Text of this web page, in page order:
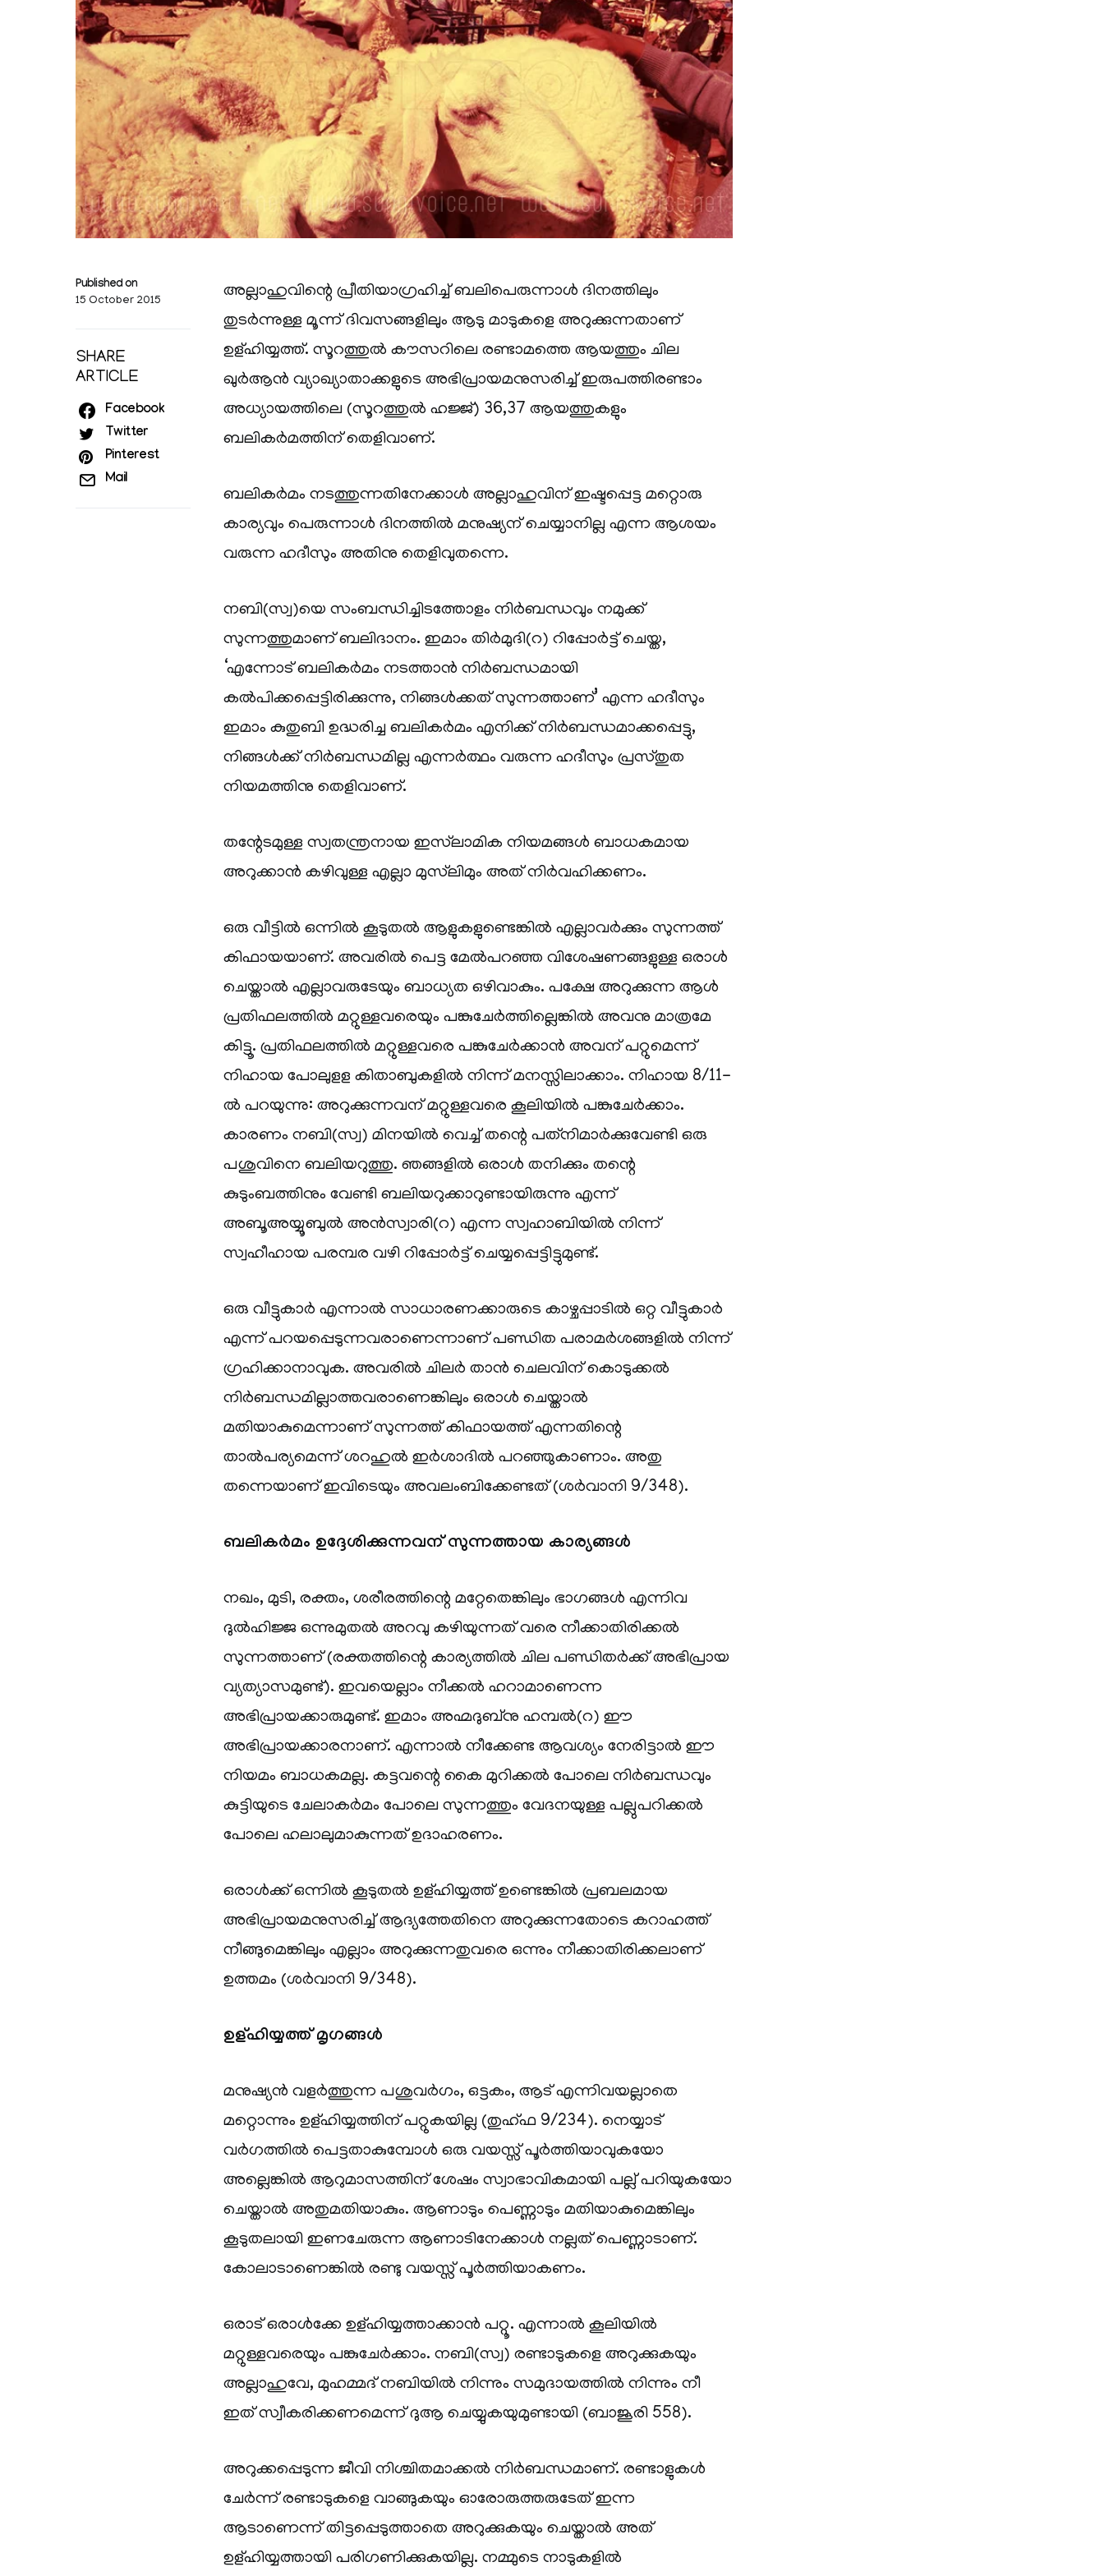
Published on
15 October 2015
SHARE
ARTICLE
Facebook
Twitter
Pinterest
Mail
അല്ലാഹുവിന്റെ പ്രീതിയാഗ്രഹിച്ച് ബലിപെരുന്നാൾ ദിനത്തിലും
തുടർന്നുള്ള മൂന്ന് ദിവസങ്ങളിലും ആടു മാടുകളെ അറുക്കുന്നതാണ്
ഉള്ഹിയ്യത്ത്. സൂറത്തുൽ കൗസറിലെ രണ്ടാമത്തെ ആയത്തും ചില
ഖുർആൻ വ്യാഖ്യാതാക്കളുടെ അഭിപ്രായമനുസരിച്ച് ഇരുപത്തിരണ്ടാം
അധ്യായത്തിലെ (സൂറത്തുൽ ഹജ്ജ്) 36,37 ആയത്തുകളും
ബലികർമത്തിന് തെളിവാണ്.
ബലികർമം നടത്തുന്നതിനേക്കാൾ അല്ലാഹുവിന് ഇഷ്ടപ്പെട്ട മറ്റൊരു
കാര്യവും പെരുന്നാൾ ദിനത്തിൽ മനുഷ്യന് ചെയ്യാനില്ല എന്ന ആശയം
വരുന്ന ഹദീസും അതിനു തെളിവുതന്നെ.
നബി(സ്വ)യെ സംബന്ധിച്ചിടത്തോളം നിർബന്ധവും നമുക്ക്
സുന്നത്തുമാണ് ബലിദാനം. ഇമാം തിർമുദി(റ) റിപ്പോർട്ട് ചെയ്ത,
‘എന്നോട് ബലികർമം നടത്താൻ നിർബന്ധമായി
കൽപിക്കപ്പെട്ടിരിക്കുന്നു, നിങ്ങൾക്കത് സുന്നത്താണ്’ എന്ന ഹദീസും
ഇമാം കുതുബി ഉദ്ധരിച്ച ബലികർമം എനിക്ക് നിർബന്ധമാക്കപ്പെട്ടു,
നിങ്ങൾക്ക് നിർബന്ധമില്ല എന്നർത്ഥം വരുന്ന ഹദീസും പ്രസ്തുത
നിയമത്തിനു തെളിവാണ്.
തന്റേടമുള്ള സ്വതന്ത്രനായ ഇസ്‌ലാമിക നിയമങ്ങൾ ബാധകമായ
അറുക്കാൻ കഴിവുള്ള എല്ലാ മുസ്‌ലിമും അത് നിർവഹിക്കണം.
ഒരു വീട്ടിൽ ഒന്നിൽ കൂടുതൽ ആളുകളുണ്ടെങ്കിൽ എല്ലാവർക്കും സുന്നത്ത്
കിഫായയാണ്. അവരിൽ പെട്ട മേൽപറഞ്ഞ വിശേഷണങ്ങളുള്ള ഒരാൾ
ചെയ്താൽ എല്ലാവരുടേയും ബാധ്യത ഒഴിവാകും. പക്ഷേ അറുക്കുന്ന ആൾ
പ്രതിഫലത്തിൽ മറ്റുള്ളവരെയും പങ്കുചേർത്തില്ലെങ്കിൽ അവനു മാത്രമേ
കിട്ടൂ. പ്രതിഫലത്തിൽ മറ്റുള്ളവരെ പങ്കുചേർക്കാൻ അവന് പറ്റുമെന്ന്
നിഹായ പോലുളള കിതാബുകളിൽ നിന്ന് മനസ്സിലാക്കാം. നിഹായ 8/11-
ൽ പറയുന്നു: അറുക്കുന്നവന് മറ്റുള്ളവരെ കൂലിയിൽ പങ്കുചേർക്കാം.
കാരണം നബി(സ്വ) മിനയിൽ വെച്ച് തന്റെ പത്‌നിമാർക്കുവേണ്ടി ഒരു
പശുവിനെ ബലിയറുത്തു. ഞങ്ങളിൽ ഒരാൾ തനിക്കും തന്റെ
കുടുംബത്തിനും വേണ്ടി ബലിയറുക്കാറുണ്ടായിരുന്നു എന്ന്
അബൂഅയ്യൂബുൽ അൻസ്വാരി(റ) എന്ന സ്വഹാബിയിൽ നിന്ന്
സ്വഹീഹായ പരമ്പര വഴി റിപ്പോർട്ട് ചെയ്യപ്പെട്ടിട്ടുമുണ്ട്.
ഒരു വീട്ടുകാർ എന്നാൽ സാധാരണക്കാരുടെ കാഴ്ചപ്പാടിൽ ഒറ്റ വീട്ടുകാർ
എന്ന് പറയപ്പെടുന്നവരാണെന്നാണ് പണ്ഡിത പരാമർശങ്ങളിൽ നിന്ന്
ഗ്രഹിക്കാനാവുക. അവരിൽ ചിലർ താൻ ചെലവിന് കൊടുക്കൽ
നിർബന്ധമില്ലാത്തവരാണെങ്കിലും ഒരാൾ ചെയ്താൽ
മതിയാകുമെന്നാണ് സുന്നത്ത് കിഫായത്ത് എന്നതിന്റെ
താൽപര്യമെന്ന് ശറഹുൽ ഇർശാദിൽ പറഞ്ഞുകാണാം. അതു
തന്നെയാണ് ഇവിടെയും അവലംബിക്കേണ്ടത് (ശർവാനി 9/348).
ബലികർമം ഉദ്ദേശിക്കുന്നവന് സുന്നത്തായ കാര്യങ്ങൾ
നഖം, മുടി, രക്തം, ശരീരത്തിന്റെ മറ്റേതെങ്കിലും ഭാഗങ്ങൾ എന്നിവ
ദുൽഹിജ്ജ ഒന്നുമുതൽ അറവു കഴിയുന്നത് വരെ നീക്കാതിരിക്കൽ
സുന്നത്താണ് (രക്തത്തിന്റെ കാര്യത്തിൽ ചില പണ്ഡിതർക്ക് അഭിപ്രായ
വ്യത്യാസമുണ്ട്). ഇവയെല്ലാം നീക്കൽ ഹറാമാണെന്ന
അഭിപ്രായക്കാരുമുണ്ട്. ഇമാം അഹ്മദുബ്‌നു ഹമ്പൽ(റ) ഈ
അഭിപ്രായക്കാരനാണ്. എന്നാൽ നീക്കേണ്ട ആവശ്യം നേരിട്ടാൽ ഈ
നിയമം ബാധകമല്ല. കട്ടവന്റെ കൈ മുറിക്കൽ പോലെ നിർബന്ധവും
കുട്ടിയുടെ ചേലാകർമം പോലെ സുന്നത്തും വേദനയുള്ള പല്ലുപറിക്കൽ
പോലെ ഹലാലുമാകുന്നത് ഉദാഹരണം.
ഒരാൾക്ക് ഒന്നിൽ കൂടുതൽ ഉള്ഹിയ്യത്ത് ഉണ്ടെങ്കിൽ പ്രബലമായ
അഭിപ്രായമനുസരിച്ച് ആദ്യത്തേതിനെ അറുക്കുന്നതോടെ കറാഹത്ത്
നീങ്ങുമെങ്കിലും എല്ലാം അറുക്കുന്നതുവരെ ഒന്നും നീക്കാതിരിക്കലാണ്
ഉത്തമം (ശർവാനി 9/348).
ഉള്ഹിയ്യത്ത് മൃഗങ്ങൾ
മനുഷ്യൻ വളർത്തുന്ന പശുവർഗം, ഒട്ടകം, ആട് എന്നിവയല്ലാതെ
മറ്റൊന്നും ഉള്ഹിയ്യത്തിന് പറ്റുകയില്ല (തുഹ്ഫ 9/234). നെയ്യാട്
വർഗത്തിൽ പെട്ടതാകുമ്പോൾ ഒരു വയസ്സ് പൂർത്തിയാവുകയോ
അല്ലെങ്കിൽ ആറുമാസത്തിന് ശേഷം സ്വാഭാവികമായി പല്ല് പറിയുകയോ
ചെയ്താൽ അതുമതിയാകും. ആണാടും പെണ്ണാടും മതിയാകുമെങ്കിലും
കൂടുതലായി ഇണചേരുന്ന ആണാടിനേക്കാൾ നല്ലത് പെണ്ണാടാണ്.
കോലാടാണെങ്കിൽ രണ്ടു വയസ്സ് പൂർത്തിയാകണം.
ഒരാട് ഒരാൾക്കേ ഉള്ഹിയ്യത്താക്കാൻ പറ്റൂ. എന്നാൽ കൂലിയിൽ
മറ്റുള്ളവരെയും പങ്കുചേർക്കാം. നബി(സ്വ) രണ്ടാടുകളെ അറുക്കുകയും
അല്ലാഹുവേ, മുഹമ്മദ് നബിയിൽ നിന്നും സമുദായത്തിൽ നിന്നും നീ
ഇത് സ്വീകരിക്കണമെന്ന് ദുആ ചെയ്യുകയുമുണ്ടായി (ബാജൂരി 558).
അറുക്കപ്പെടുന്ന ജീവി നിശ്ചിതമാക്കൽ നിർബന്ധമാണ്. രണ്ടാളുകൾ
ചേർന്ന് രണ്ടാടുകളെ വാങ്ങുകയും ഓരോരുത്തരുടേത് ഇന്ന
ആടാണെന്ന് തിട്ടപ്പെടുത്താതെ അറുക്കുകയും ചെയ്താൽ അത്
ഉള്ഹിയ്യത്തായി പരിഗണിക്കുകയില്ല. നമ്മുടെ നാടുകളിൽ